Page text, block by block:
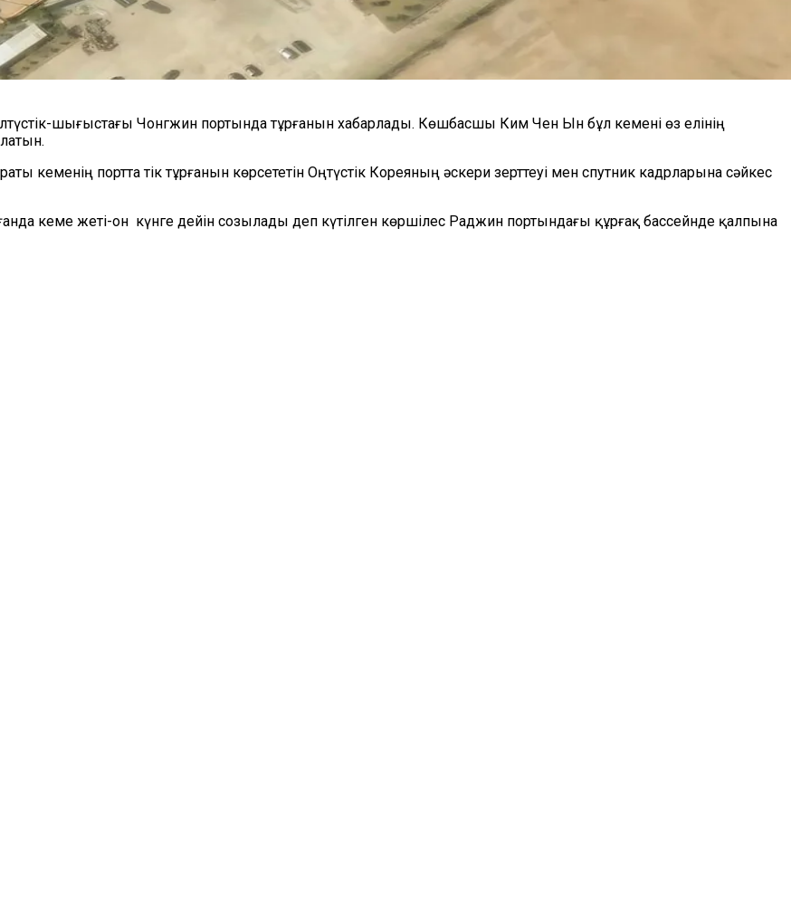
шығыстағы Чонгжин портында тұрғанын хабарлады. Көшбасшы Ким Чен Ын бұл кемені өз елінің
кеменің портта тік тұрғанын көрсететін Оңтүстік Кореяның әскери зерттеуі мен спутник кадрларына сәйкес
кеме жеті-он күнге дейін созылады деп күтілген көршілес Раджин портындағы құрғақ бассейнде қалпына